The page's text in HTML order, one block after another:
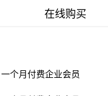
在线购买
个月付费企业会员